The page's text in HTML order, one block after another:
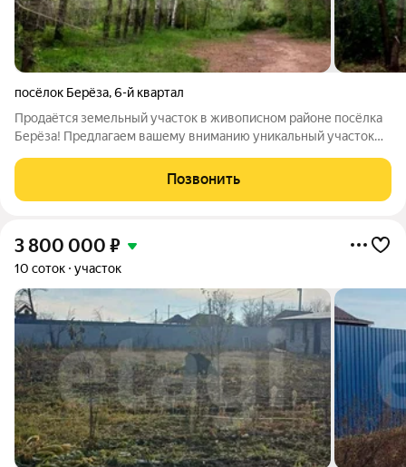
посёлок Берёза,6-й квартал
Продаётся земельный участок в живописном районе посёлка
Берёза! Предлагаем вашему вниманию уникальный участок
63:01:0351003:1272. Этот земельный участок идеально
подходит для строительства вашего дома!
Позвонить
3 800 000 ₽
10 соток участок